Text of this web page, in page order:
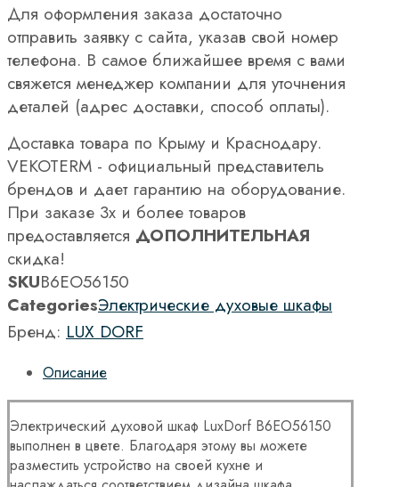
Для оформления заказа достаточно
отправить заявку с сайта, указав свой номер
телефона. В самое ближайшее время с вами
свяжется менеджер компании для уточнения
деталей (адрес доставки, способ оплаты).
Доставка товара по Крыму и Краснодару.
VEKOTERM - официальный представитель
брендов и дает гарантию на оборудование.
При заказе 3х и более товаров
предоставляется ДОПОЛНИТЕЛЬНАЯ
скидка!
SKUB6EO56150
CategoriesЭлектрические духовые шкафы
Бренд: LUX DORF
Описание
Электрический духовой шкаф LuxDorf B6EO56150
выполнен в цвете. Благодаря этому вы можете
разместить устройство на своей кухне и